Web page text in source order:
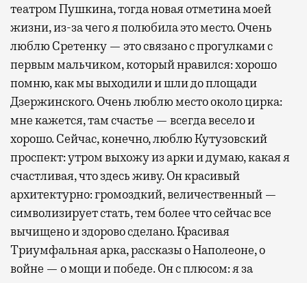
театром Пушкина, тогда новая отметина моей
жизни, из-за чего я полюбила это место. Очень
люблю Сретенку — это связано с прогулками с
первым мальчиком, который нравился: хорошо
помню, как мы выходили и шли до площади
Дзержинского. Очень люблю место около цирка:
мне кажется, там счастье — всегда весело и
хорошо. Сейчас, конечно, люблю Кутузовский
проспект: утром выхожу из арки и думаю, какая я
счастливая, что здесь живу. Он красивый
архитектурно: громоздкий, величественный —
символизирует стать, тем более что сейчас все
вычищено и здорово сделано. Красивая
Триумфальная арка, рассказы о Наполеоне, о
войне — о мощи и победе. Он с плюсом: я за